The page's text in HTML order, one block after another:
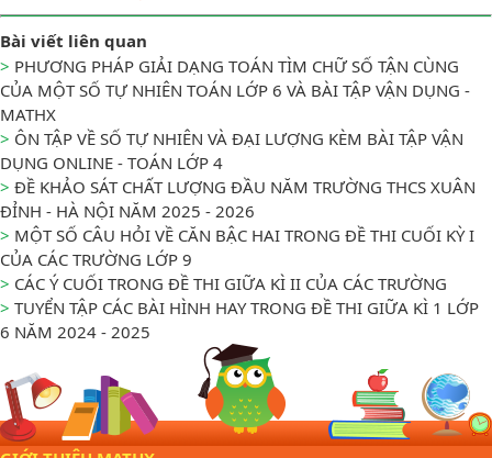
Bài viết liên quan
> PHƯƠNG PHÁP GIẢI DẠNG TOÁN TÌM CHỮ SỐ TẬN CÙNG
CỦA MỘT SỐ TỰ NHIÊN TOÁN LỚP 6 VÀ BÀI TẬP VẬN DỤNG -
MATHX
> ÔN TẬP VỀ SỐ TỰ NHIÊN VÀ ĐẠI LƯỢNG KÈM BÀI TẬP VẬN
DỤNG ONLINE - TOÁN LỚP 4
> ĐỀ KHẢO SÁT CHẤT LƯỢNG ĐẦU NĂM TRƯỜNG THCS XUÂN
ĐỈNH - HÀ NỘI NĂM 2025 - 2026
> MỘT SỐ CÂU HỎI VỀ CĂN BẬC HAI TRONG ĐỀ THI CUỐI KỲ I
CỦA CÁC TRƯỜNG LỚP 9
> CÁC Ý CUỐI TRONG ĐỀ THI GIỮA KÌ II CỦA CÁC TRƯỜNG
> TUYỂN TẬP CÁC BÀI HÌNH HAY TRONG ĐỀ THI GIỮA KÌ 1 LỚP
6 NĂM 2024 - 2025